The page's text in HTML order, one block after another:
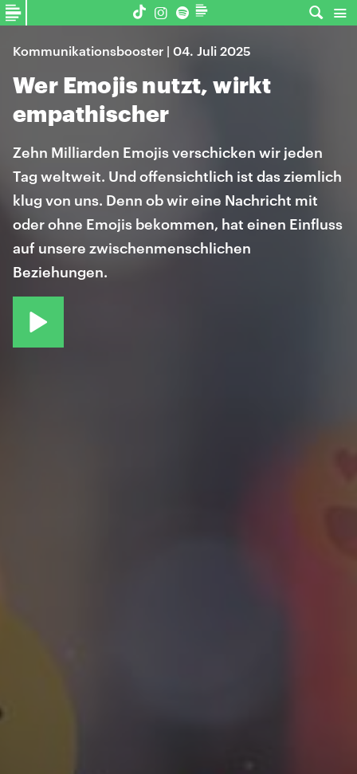
Kommunikationsbooster | 04. Juli 2025
Wer Emojis nutzt, wirkt
empathischer
Zehn Milliarden Emojis verschicken wir jeden
Tag weltweit. Und offensichtlich ist das ziemlich
klug von uns. Denn ob wir eine Nachricht mit
oder ohne Emojis bekommen, hat einen Einfluss
auf unsere zwischenmenschlichen
Beziehungen.